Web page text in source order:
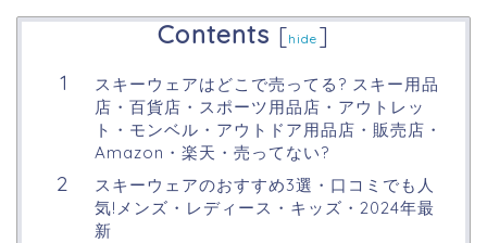
Contents [hide ]
スキーウェアはどこで売ってる? スキー用品
店・百貨店・スポーツ用品店・アウトレッ
ト・モンベル・アウトドア用品店・販売店・
Amazon・楽天・売ってない?
スキーウェアのおすすめ3選・口コミでも人
気!メンズ・レディース・キッズ・2024年最
新